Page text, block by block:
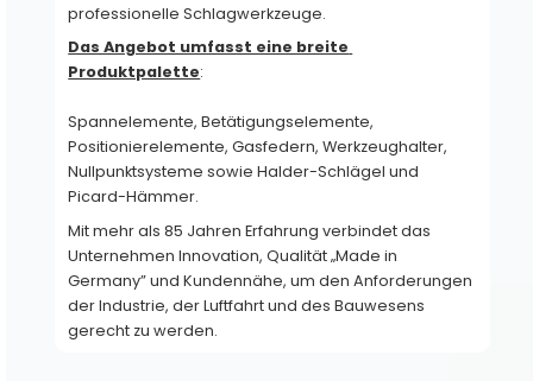
Produkte
professionelle Schlagwerkzeuge.
Das Angebot umfasst eine breite
Produktpalette:
Spannelemente, Betätigungselemente,
Positionierelemente, Gasfedern, Werkzeughalter,
Nullpunktsysteme sowie Halder-Schlägel und
Picard-Hämmer.
Mit mehr als 85 Jahren Erfahrung verbindet das
Unternehmen Innovation, Qualität „Made in
Germany” und Kundennähe, um den Anforderungen
der Industrie, der Luftfahrt und des Bauwesens
gerecht zu werden.